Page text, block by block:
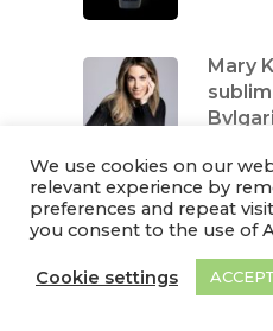
Mary
Bvlgari
Les
2026
We use cookies on our
relevant experience by
preferences and repeat
you consent to the use of
Cookie settings